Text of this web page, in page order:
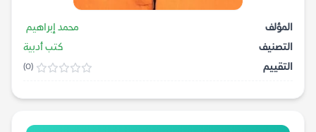
المؤلف
محمد إبراهيم
التصنيف
كتب أدبية
التقييم
(0)